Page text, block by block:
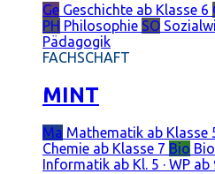
Ge Geschichte ab Klasse 6
PH Philosophie SO
Pädagogik
FACHSCHAFT
MINT
Ma Mathematik ab Klasse
Chemie ab Klasse 7 Bio
Informatik ab Kl. 5 · WP ab